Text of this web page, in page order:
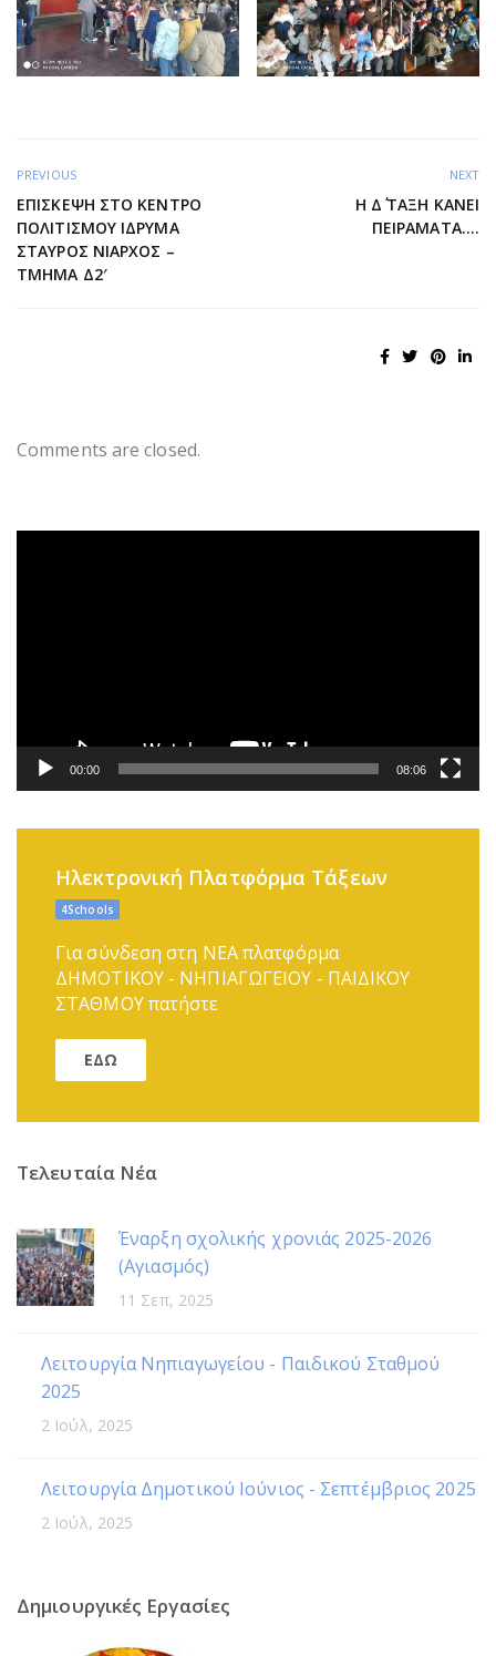
PREVIOUS
ΕΠΊΣΚΕΨΗ ΣΤΟ ΚΈΝΤΡΟ
ΠΟΛΙΤΙΣΜΟΎ ΊΔΡΥΜΑ
ΣΤΑΎΡΟΣ ΝΙΆΡΧΟΣ –
ΤΜΉΜΑ Δ2′
NEXT
Η Δ΄ ΤΑΞΗ ΚΑΝΕΙ
ΠΕΙΡΑΜΑΤΑ….
Comments are closed.
00:00 08:06
Ηλεκτρονική Πλατφόρμα Τάξεων
4Schools
Για σύνδεση στη ΝΕΑ πλατφόρμα
ΔΗΜΟΤΙΚΟΥ - ΝΗΠΙΑΓΩΓΕΙΟΥ - ΠΑΙΔΙΚΟΥ
ΣΤΑΘΜΟΥ πατήστε
ΕΔΩ
Τελευταία Νέα
Έναρξη σχολικής χρονιάς 2025-2026
(Αγιασμός)
11 Σεπ, 2025
Λειτουργία Νηπιαγωγείου - Παιδικού Σταθμού
2025
2 Ιούλ, 2025
Λειτουργία Δημοτικού Ιούνιος - Σεπτέμβριος 2025
2 Ιούλ, 2025
Δημιουργικές Εργασίες